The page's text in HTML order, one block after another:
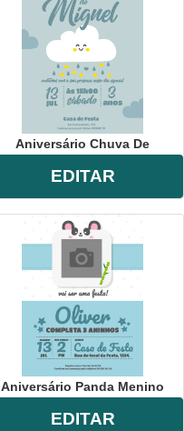
Aniversário Chuva De
EDITAR
Aniversário Panda Menino
EDITAR